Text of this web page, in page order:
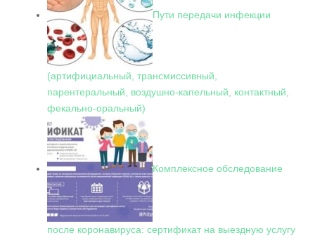
Пути передачи инфекции
(артифициальный, трансмиссивный,
парентеральный, воздушно-капельный, контактный,
фекально-оральный)
Комплексное обследование
после коронавируса: сертификат на выездную услугу